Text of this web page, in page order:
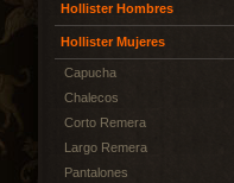
Hollister Hombres
Hollister Mujeres
Capucha
Chalecos
Corto Remera
Largo Remera
Pantalones